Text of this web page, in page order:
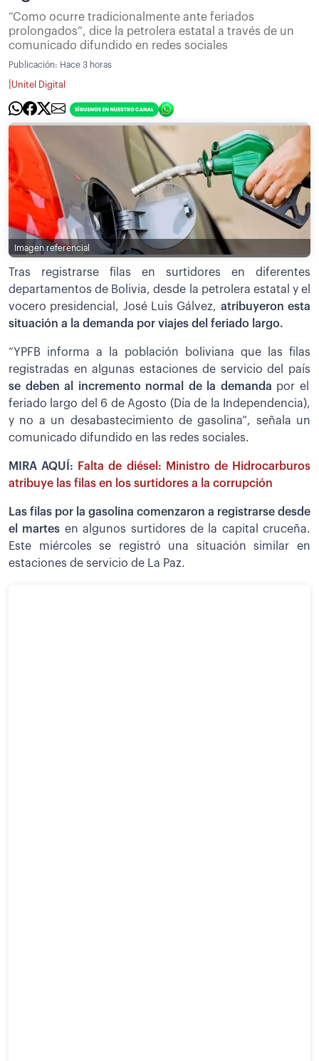
“Como ocurre tradicionalmente ante feriados
prolongados”, dice la petrolera estatal a través de un
comunicado difundido en redes sociales
Publicación: Hace 3 horas
Unitel Digital
Imagen referencial
Tras registrarse filas en surtidores en diferentes
departamentos de Bolivia, desde la petrolera estatal y el
vocero presidencial, José Luis Gálvez, atribuyeron esta
situación a la demanda por viajes del feriado largo.
“YPFB informa a la población boliviana que las filas
registradas en algunas estaciones de servicio del país
se deben al incremento normal de la demanda por el
feriado largo del 6 de Agosto (Día de la Independencia),
y no a un desabastecimiento de gasolina”, señala un
comunicado difundido en las redes sociales.
MIRA AQUÍ:
Falta de diésel: Ministro de Hidrocarburos
atribuye las filas en los surtidores a la corrupción
Las filas por la gasolina comenzaron a registrarse desde
el martes en algunos surtidores de la capital cruceña.
Este miércoles se registró una situación similar en
estaciones de servicio de La Paz.